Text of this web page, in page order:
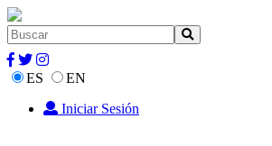
ES
EN
Iniciar Sesión